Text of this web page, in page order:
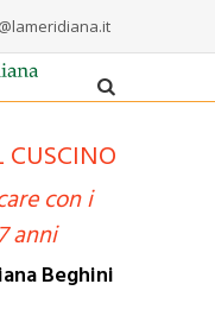
CUSCINO
coni
anni
Beghini